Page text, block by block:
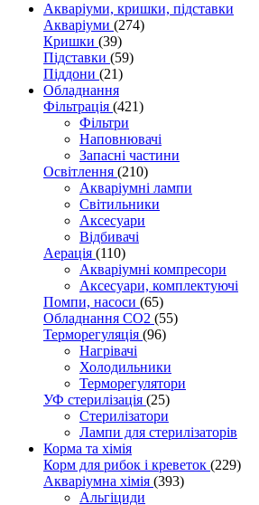
Акваріуми, кришки, підставки
Акваріуми (274)
Кришки (39)
Підставки (59)
Піддони (21)
Обладнання
Фільтрація (421)
Фільтри
Наповнювачі
Запасні частини
Освітлення (210)
Акваріумні лампи
Світильники
Аксесуари
Відбивачі
Аерація (110)
Акваріумні компресори
Аксесуари, комплектуючі
Помпи, насоси (65)
Обладнання CO2 (55)
Терморегуляція (96)
Нагрівачі
Холодильники
Терморегулятори
УФ стерилізація (25)
Стерилізатори
Лампи для стерилізаторів
Корма та хімія
Корм для рибок і креветок (229)
Акваріумна хімія (393)
Альгіциди